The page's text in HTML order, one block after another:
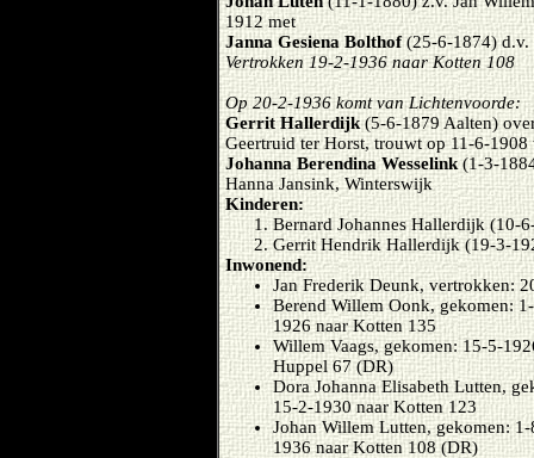
1912 met
Janna Gesiena Bolthof(25-6-1874) d.v.
Vertrokken 19-2-1936 naar Kotten 108
Op 20-2-1936 komt van Lichtenvoorde:
Gerrit Hallerdijk(5-6-1879 Aalten)
Geertruid ter Horst, trouwt op 11-6-1908
Johanna Berendina Wesselink(1-3-
Hanna Jansink, Winterswijk
Kinderen:
Bernard Johannes Hallerdijk (10-
Gerrit Hendrik Hallerdijk (19-3-
Inwonend:
Jan Frederik Deunk, vertrokken:
Berend Willem Oonk, gekomen:
1926 naar Kotten 135
Willem Vaags, gekomen: 15-5-
Huppel 67 (DR)
Dora Johanna Elisabeth Lutten,
15-2-1930 naar Kotten 123
Johan Willem Lutten, gekomen:
1936 naar Kotten 108 (DR)